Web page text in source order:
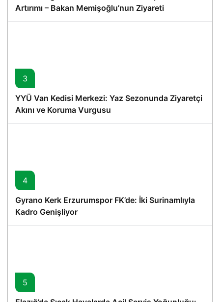
Artırımı – Bakan Memişoğlu’nun Ziyareti
3
YYÜ Van Kedisi Merkezi: Yaz Sezonunda Ziyaretçi
Akını ve Koruma Vurgusu
4
Gyrano Kerk Erzurumspor FK’de: İki Surinamlıyla
Kadro Genişliyor
5